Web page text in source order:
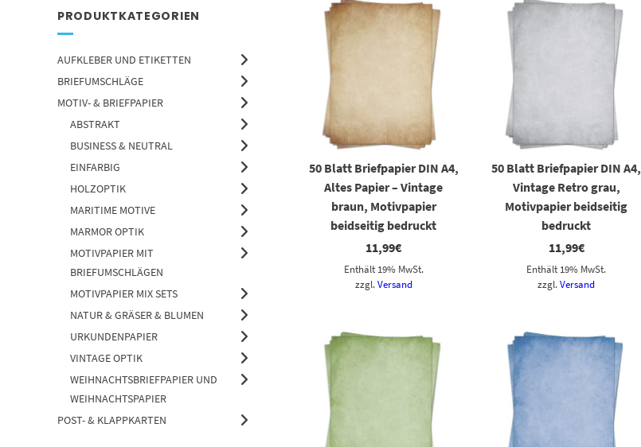
50 Blatt Briefpapier DIN A4,
Altes Papier – Vintage
braun, Motivpapier
beidseitig bedruckt
11,99€
Enthält 19% MwSt.
zzgl.Versand
50 Blatt Briefpapier DIN A4,
Vintage Retro grau,
Motivpapier beidseitig
bedruckt
11,99€
Enthält 19% MwSt.
zzgl.Versand
PRODUKTKATEGORIEN
AUFKLEBER UND ETIKETTEN
BRIEFUMSCHLÄGE
MOTIV- & BRIEFPAPIER
ABSTRAKT
BUSINESS & NEUTRAL
EINFARBIG
HOLZOPTIK
MARITIME MOTIVE
MARMOR OPTIK
MOTIVPAPIER MIT
BRIEFUMSCHLÄGEN
MOTIVPAPIER MIX SETS
NATUR & GRÄSER & BLUMEN
URKUNDENPAPIER
VINTAGE OPTIK
WEIHNACHTSBRIEFPAPIER UND
WEIHNACHTSPAPIER
POST- & KLAPPKARTEN